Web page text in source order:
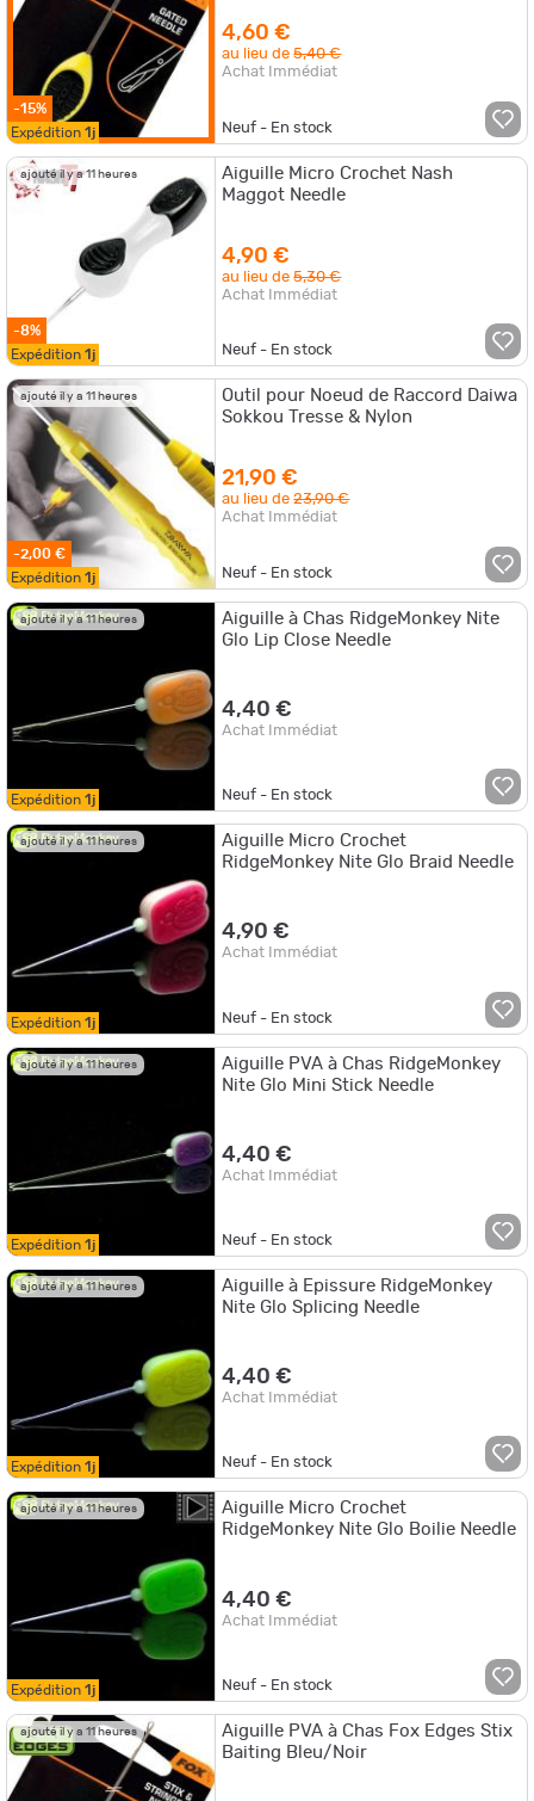
-15%
Expédition 1j
4,60 €
au lieu de5,40 €
Achat Immédiat
Neuf - En stock
ajouté il y a 11 heures
-8%
Expédition 1j
Aiguille Micro Crochet Nash
Maggot Needle
4,90 €
au lieu de5,30 €
Achat Immédiat
Neuf - En stock
ajouté il y a 11 heures
-2,00 €
Expédition 1j
Outil pour Noeud de Raccord Daiwa
Sokkou Tresse & Nylon
21,90 €
au lieu de23,90 €
Achat Immédiat
Neuf - En stock
ajouté il y a 11 heures
Expédition 1j
Aiguille à Chas RidgeMonkey Nite
Glo Lip Close Needle
4,40 €
Achat Immédiat
Neuf - En stock
ajouté il y a 11 heures
Expédition 1j
Aiguille Micro Crochet
RidgeMonkey Nite Glo Braid Needle
4,90 €
Achat Immédiat
Neuf - En stock
ajouté il y a 11 heures
Expédition 1j
Aiguille PVA à Chas RidgeMonkey
Nite Glo Mini Stick Needle
4,40 €
Achat Immédiat
Neuf - En stock
ajouté il y a 11 heures
Expédition 1j
Aiguille à Epissure RidgeMonkey
Nite Glo Splicing Needle
4,40 €
Achat Immédiat
Neuf - En stock
ajouté il y a 11 heures
Expédition 1j
Aiguille Micro Crochet
RidgeMonkey Nite Glo Boilie Needle
4,40 €
Achat Immédiat
Neuf - En stock
ajouté il y a 11 heures
Aiguille PVA à Chas Fox Edges Stix
Baiting Bleu/Noir